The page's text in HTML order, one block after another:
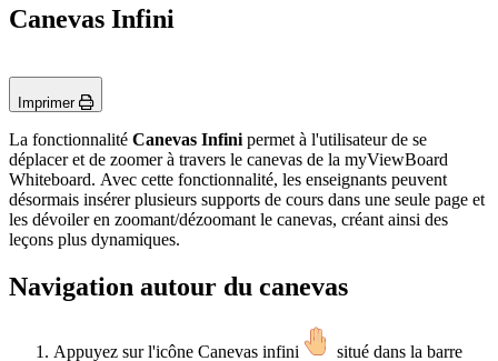
Canevas Infini
Imprimer
La fonctionnalité Canevas Infini permet à l'utilisateur de se
déplacer et de zoomer à travers le canevas de la myViewBoard
Whiteboard. Avec cette fonctionnalité, les enseignants peuvent
désormais insérer plusieurs supports de cours dans une seule page et
les dévoiler en zoomant/dézoomant le canevas, créant ainsi des
leçons plus dynamiques.
Navigation autour du canevas
Appuyez sur l'icône Canevas infini
situé dans la barre